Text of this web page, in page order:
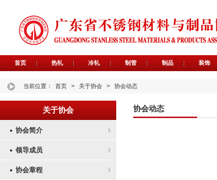
首页 热轧 冷轧 制管 制品 装饰
当前位置： 首页 > 关于协会 > 协会动态
关于协会
协会简介
领导成员
协会章程
协会动态